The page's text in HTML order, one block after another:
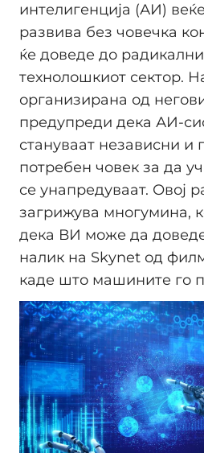
интелигенција (АИ)
развива без човечка
ќе доведе до
технолошкиот сектор.
организирана од
предупреди дека АИ-
стануваат независни и
потребен човек за да
се унапредуваат. Овој
загрижува многумина,
дека ВИ може да
налик на Skynet од
каде што машините го